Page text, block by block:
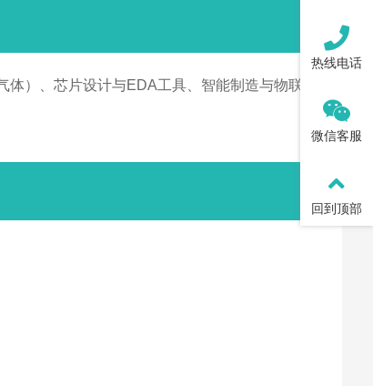
）、芯片设计与EDA工具、智能制造与物联网
热线电话
微信客服
回到顶部